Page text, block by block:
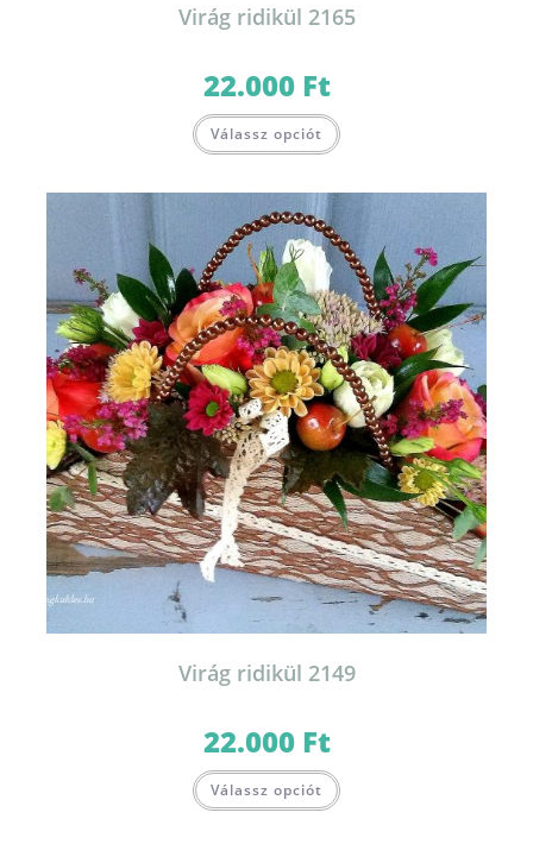
Virág ridikül 2165
22.000 Ft
Válassz opciót
Virág ridikül 2149
22.000 Ft
Válassz opciót